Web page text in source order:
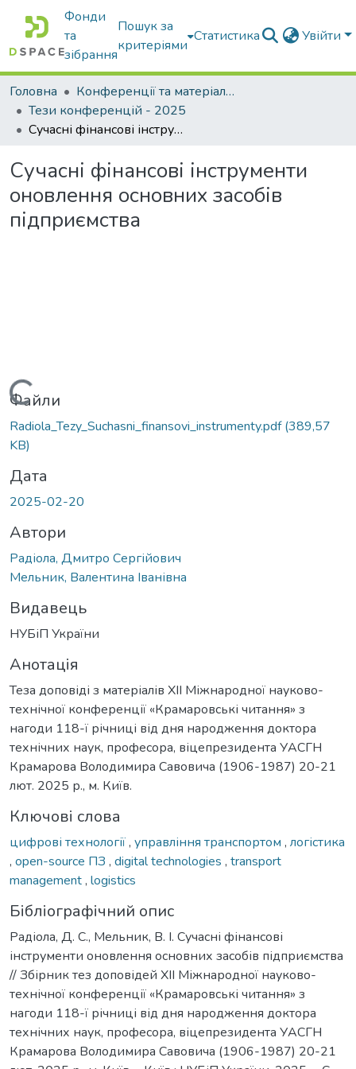
Фонди
та
зібрання
Пошук за
критеріями
Статистика Увійти
Головна
Конференції та матеріали конференцій
Тези конференцій - 2025
Сучасні фінансові інструменти оновлення основних засобів підприємства
Сучасні фінансові інструменти
оновлення основних засобів
підприємства
Вантажиться...
Файли
Radiola_Tezy_Suchasni_finansovi_instrumenty.pdf(389,57
KB)
Дата
2025-02-20
Автори
Радіола, Дмитро Сергійович
Мельник, Валентина Іванівна
Видавець
НУБіП України
Анотація
Теза доповіді з матеріалів ХІІ Міжнародної науково-
технічної конференції «Крамаровські читання» з
нагоди 118-ї річниці від дня народження доктора
технічних наук, професора, віцепрезидента УАСГН
Крамарова Володимира Савовича (1906-1987) 20-21
лют. 2025 р., м. Київ.
Ключові слова
цифрові технології, управління транспортом , логістика
, open-source ПЗ , digital technologies , transport
management, logistics
Бібліографічний опис
Радіола, Д. С., Мельник, В. І. Сучасні фінансові
інструменти оновлення основних засобів підприємства
// Збірник тез доповідей ХІІ Міжнародної науково-
технічної конференції «Крамаровські читання» з
нагоди 118-ї річниці від дня народження доктора
технічних наук, професора, віцепрезидента УАСГН
Крамарова Володимира Савовича (1906-1987) 20-21